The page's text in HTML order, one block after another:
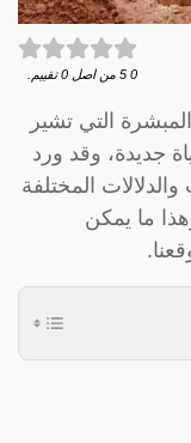
0
5 من اصل 0 تقييم.
التي تشير
جديدة، وقد ورد
المختلفة
ما يمكن